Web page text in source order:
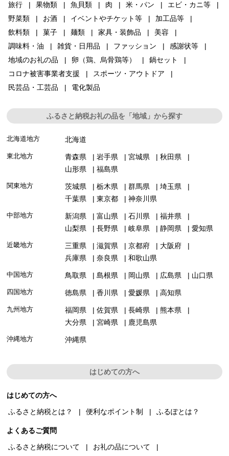
旅行 果物類 魚貝類 肉 米・パン
エビ・カニ等
野菜類
お酒 イベントやチケット等
加工品等
飲料類
菓子 麺類 家具・装飾品
美容
調味料・油
雑貨・日用品 ファッション
感謝状等
地域のお礼の品
卵（鶏、烏骨鶏等）
鍋セット
コロナ被害事業者支援
スポーツ・アウトドア
民芸品・工芸品
電化製品
ふるさと納税お礼の品を「地域」から探す
北海道地方 北海道
東北地方 青森県 岩手県 宮城県
秋田県
山形県
福島県
関東地方 茨城県 栃木県 群馬県
埼玉県
千葉県
東京都 神奈川県
中部地方 新潟県 富山県 石川県
福井県
山梨県
長野県 岐阜県 静岡県 愛知県
近畿地方 三重県 滋賀県 京都府
大阪府
兵庫県
奈良県 和歌山県
中国地方 鳥取県 島根県 岡山県 広島県 山口県
四国地方 徳島県 香川県 愛媛県 高知県
九州地方 福岡県 佐賀県 長崎県
熊本県
大分県
宮崎県 鹿児島県
沖縄地方 沖縄県
はじめての方へ
はじめての方へ
ふるさと納税とは？
便利なポイント制 ふるぽとは？
よくあるご質問
ふるさと納税について
お礼の品について